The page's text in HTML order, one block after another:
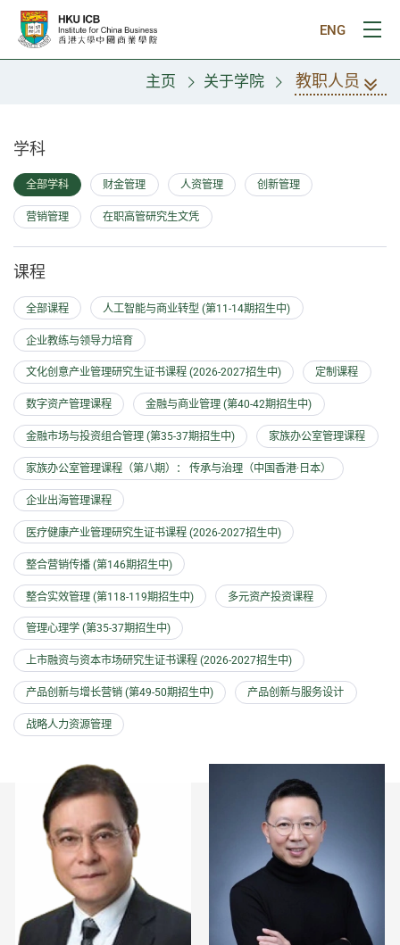
跳往主要内容
ENG
打
主页 关于学院 教职人员
教职人员
学科
全部学科 财金管理 人资管理 创新管理
营销管理 在职高管研究生文凭
课程
全部课程 人工智能与商业转型 (第11-14期招生中)
企业教练与领导力培育
文化创意产业管理研究生证书课程 (2026-2027招生中) 定制课程
数字资产管理课程 金融与商业管理 (第40-42期招生中)
金融市场与投资组合管理 (第35-37期招生中) 家族办公室管理课程
家族办公室管理课程（第八期）： 传承与治理（中国香港·日本）
企业出海管理课程
医疗健康产业管理研究生证书课程 (2026-2027招生中)
整合营销传播 (第146期招生中)
整合实效管理 (第118-119期招生中) 多元资产投资课程
管理心理学 (第35-37期招生中)
上市融资与资本市场研究生证书课程 (2026-2027招生中)
产品创新与增长营销 (第49-50期招生中) 产品创新与服务设计
战略人力资源管理